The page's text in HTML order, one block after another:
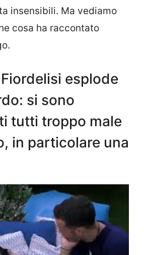
insensibili. Ma vediamo
cosa ha raccontato
esplode
si sono
tutti troppo male
in particolare una